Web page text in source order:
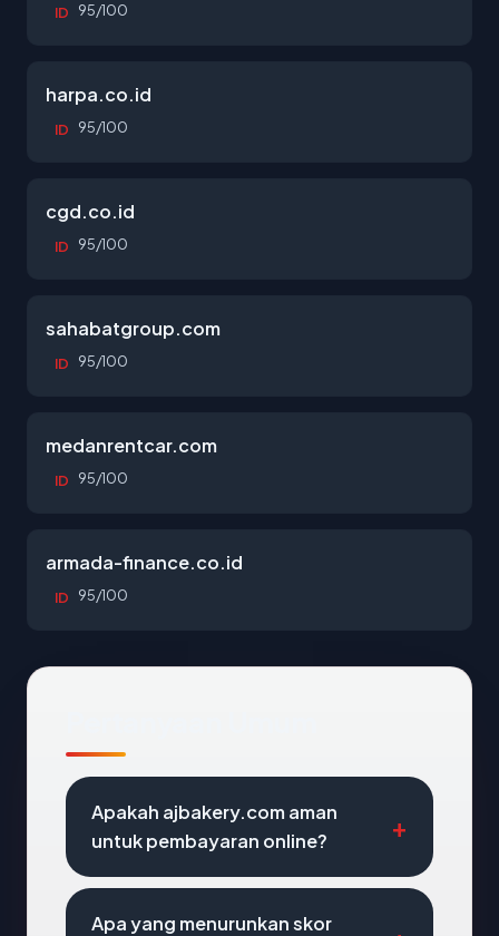
ID 95/100
harpa.co.id
ID 95/100
cgd.co.id
ID 95/100
sahabatgroup.com
ID 95/100
medanrentcar.com
ID 95/100
armada-finance.co.id
ID 95/100
Apakah ajbakery.com aman
untuk pembayaran online?
Apa yang menurunkan skor